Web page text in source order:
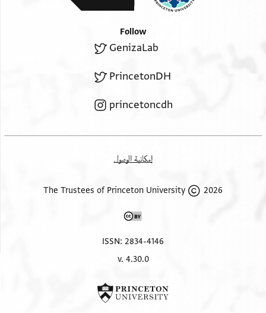
Follow
GenizaLab
PrincetonDH
princetoncdh
إمكانية الوصول
2026 The Trustees of Princeton University
ISSN: 2834-4146
v. 4.30.0